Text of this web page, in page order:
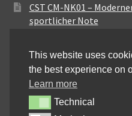
CST CM-NK01 –
sportlicher Note
Maxxis MA-ST3 –
für vielseitige Einsätze
Pirelli City Demon –
Alltag
This website uses
the best experience on
Learn more
TechnicalTechnical